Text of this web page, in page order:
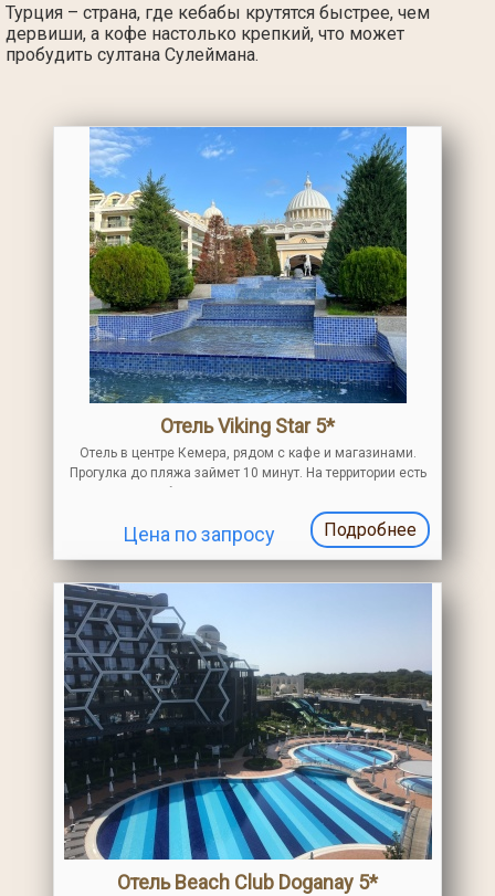
Турция – страна, где кебабы крутятся быстрее, чем
дервиши, а кофе настолько крепкий, что может
пробудить султана Сулеймана.
Отель Viking Star 5*
Отель в центре Кемера, рядом с кафе и магазинами.
Прогулка до пляжа займет 10 минут. На территории есть
Цена по запросу Подробнее
Отель Beach Club Doganay 5*